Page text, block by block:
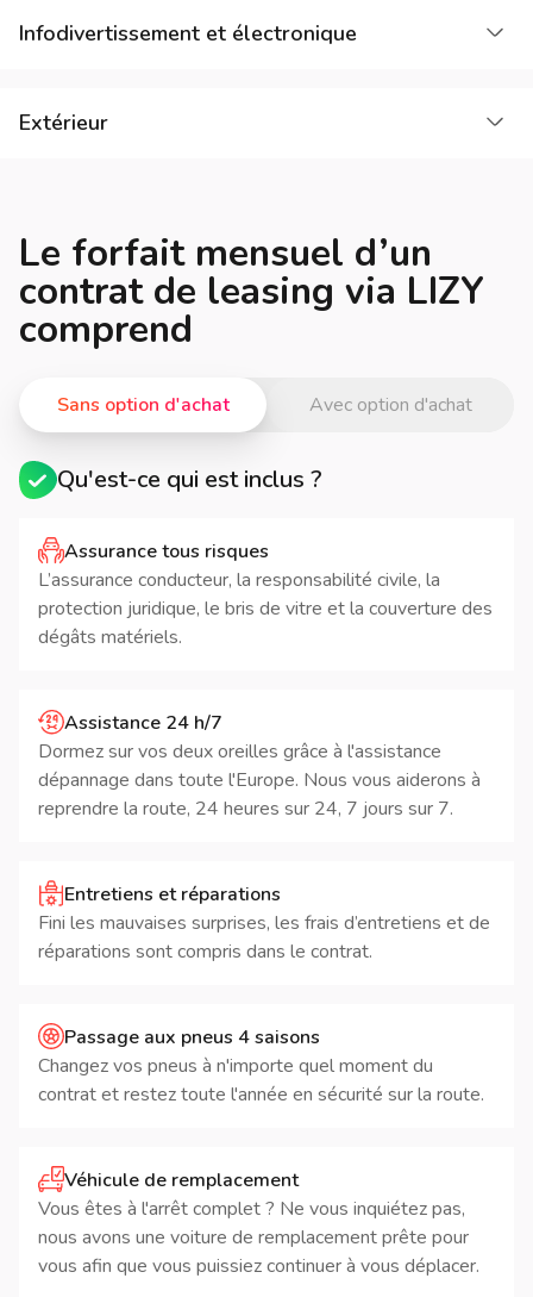
Infodivertissement et électronique
Extérieur
Le forfait mensuel d’un
contrat de leasing via LIZY
comprend
Avec option d'achat
Sans option d'achat
Qu'est-ce qui est inclus ?
Assurance tous risques
L’assurance conducteur, la responsabilité civile, la
protection juridique, le bris de vitre et la couverture des
dégâts matériels.
Assistance 24 h/7
Dormez sur vos deux oreilles grâce à l'assistance
dépannage dans toute l'Europe. Nous vous aiderons à
reprendre la route, 24 heures sur 24, 7 jours sur 7.
Entretiens et réparations
Fini les mauvaises surprises, les frais d’entretiens et de
réparations sont compris dans le contrat.
Passage aux pneus 4 saisons
Changez vos pneus à n'importe quel moment du
contrat et restez toute l'année en sécurité sur la route.
Véhicule de remplacement
Vous êtes à l'arrêt complet ? Ne vous inquiétez pas,
nous avons une voiture de remplacement prête pour
vous afin que vous puissiez continuer à vous déplacer.